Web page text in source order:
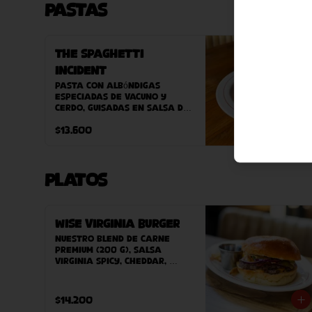
Pastas
The Spaghetti
Incident
Pasta con albóndigas
especiadas de vacuno y
cerdo, guisadas en salsa de
$13.600
Platos
Wise Virginia Burger
Nuestro blend de carne
premium (200 g), salsa
Virginia Spicy, cheddar,
hecho en casa. Acompañado
de papas fritas caseras.
$14.200